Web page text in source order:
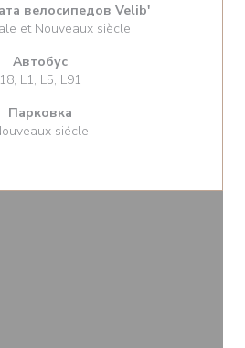
велосипедов Velib'
et Nouveaux siècle
Автобус
18, L1, L5, L91
Парковка
siécle